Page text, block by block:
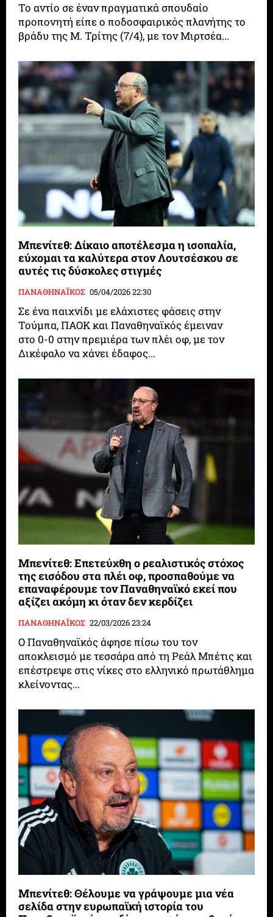
Το αντίο σε έναν πραγματικά σπουδαίο
προπονητή είπε ο ποδοσφαιρικός πλανήτης το
βράδυ της Μ. Τρίτης (7/4), με τον Μιρτσέα...
Μπενίτεθ: Δίκαιο αποτέλεσμα η ισοπαλία,
εύχομαι τα καλύτερα στον Λουτσέσκου σε
αυτές τις δύσκολες στιγμές
ΠΑΝΑΘΗΝΑΪΚΟΣ 05/04/2026 22:30
Σε ένα παιχνίδι με ελάχιστες φάσεις στην
Τούμπα, ΠΑΟΚ και Παναθηναϊκός έμειναν
στο 0-0 στην πρεμιέρα των πλέι οφ, με τον
Δικέφαλο να χάνει έδαφος...
Μπενίτεθ: Επετεύχθη ο ρεαλιστικός στόχος
της εισόδου στα πλέι οφ, προσπαθούμε να
επαναφέρουμε τον Παναθηναϊκό εκεί που
αξίζει ακόμη κι όταν δεν κερδίζει
ΠΑΝΑΘΗΝΑΪΚΟΣ 22/03/2026 23:24
Ο Παναθηναϊκός άφησε πίσω του τον
αποκλεισμό με τεσσάρα από τη Ρεάλ Μπέτις και
επέστρεψε στις νίκες στο ελληνικό πρωτάθλημα
κλείνοντας...
Μπενίτεθ: Θέλουμε να γράψουμε μια νέα
σελίδα στην ευρωπαϊκή ιστορία του